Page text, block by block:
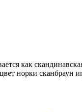
как
норки сканбраун